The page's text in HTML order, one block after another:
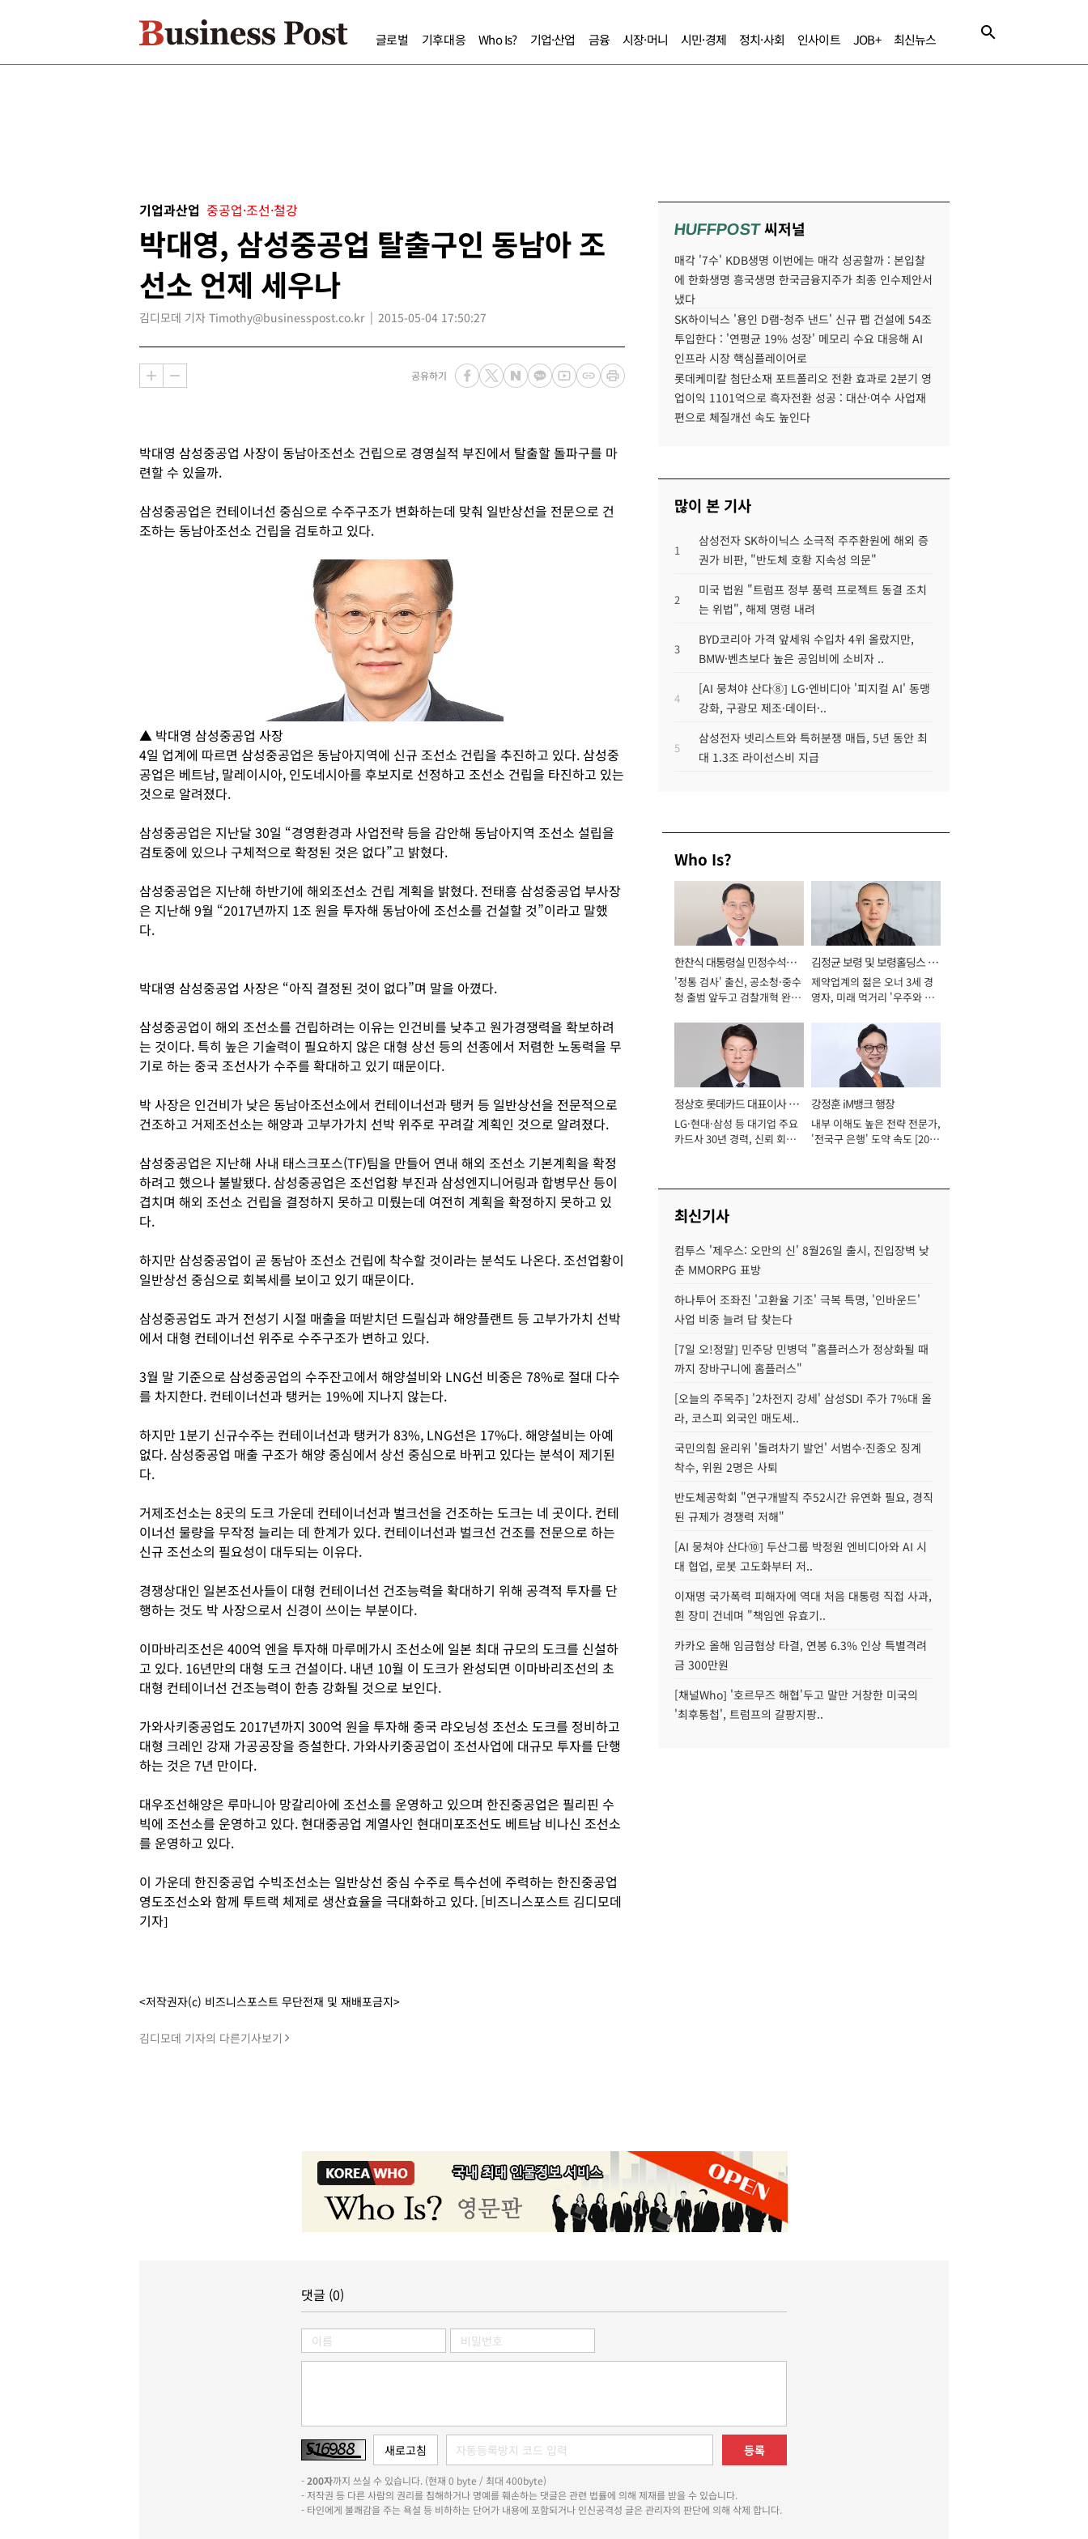
글로벌 기후대응 Who Is? 기업·산업 금융 시장·머니 시민·경제 정치·사회 인사이트 JOB+ 최신뉴스
기업과산업 중공업·조선·철강
박대영, 삼성중공업 탈출구인 동남아 조
선소 언제 세우나
김디모데 기자 Timothy@businesspost.co.kr 2015-05-04 17:50:27
공유하기
박대영 삼성중공업 사장이 동남아조선소 건립으로 경영실적 부진에서 탈출할 돌파구를 마
련할 수 있을까.
삼성중공업은 컨테이너선 중심으로 수주구조가 변화하는데 맞춰 일반상선을 전문으로 건
조하는 동남아조선소 건립을 검토하고 있다.
▲ 박대영 삼성중공업 사장
4일 업계에 따르면 삼성중공업은 동남아지역에 신규 조선소 건립을 추진하고 있다. 삼성중
공업은 베트남, 말레이시아, 인도네시아를 후보지로 선정하고 조선소 건립을 타진하고 있는
것으로 알려졌다.
삼성중공업은 지난달 30일 “경영환경과 사업전략 등을 감안해 동남아지역 조선소 설립을
검토중에 있으나 구체적으로 확정된 것은 없다”고 밝혔다.
삼성중공업은 지난해 하반기에 해외조선소 건립 계획을 밝혔다. 전태흥 삼성중공업 부사장
은 지난해 9월 “2017년까지 1조 원을 투자해 동남아에 조선소를 건설할 것”이라고 말했
다.
박대영 삼성중공업 사장은 “아직 결정된 것이 없다”며 말을 아꼈다.
삼성중공업이 해외 조선소를 건립하려는 이유는 인건비를 낮추고 원가경쟁력을 확보하려
는 것이다. 특히 높은 기술력이 필요하지 않은 대형 상선 등의 선종에서 저렴한 노동력을 무
기로 하는 중국 조선사가 수주를 확대하고 있기 때문이다.
박 사장은 인건비가 낮은 동남아조선소에서 컨테이너선과 탱커 등 일반상선을 전문적으로
건조하고 거제조선소는 해양과 고부가가치 선박 위주로 꾸려갈 계획인 것으로 알려졌다.
삼성중공업은 지난해 사내 태스크포스(TF)팀을 만들어 연내 해외 조선소 기본계획을 확정
하려고 했으나 불발됐다. 삼성중공업은 조선업황 부진과 삼성엔지니어링과 합병무산 등이
겹치며 해외 조선소 건립을 결정하지 못하고 미뤘는데 여전히 계획을 확정하지 못하고 있
다.
하지만 삼성중공업이 곧 동남아 조선소 건립에 착수할 것이라는 분석도 나온다. 조선업황이
일반상선 중심으로 회복세를 보이고 있기 때문이다.
삼성중공업도 과거 전성기 시절 매출을 떠받치던 드릴십과 해양플랜트 등 고부가가치 선박
에서 대형 컨테이너선 위주로 수주구조가 변하고 있다.
3월 말 기준으로 삼성중공업의 수주잔고에서 해양설비와 LNG선 비중은 78%로 절대 다수
를 차지한다. 컨테이너선과 탱커는 19%에 지나지 않는다.
하지만 1분기 신규수주는 컨테이너선과 탱커가 83%, LNG선은 17%다. 해양설비는 아예
없다. 삼성중공업 매출 구조가 해양 중심에서 상선 중심으로 바뀌고 있다는 분석이 제기된
다.
거제조선소는 8곳의 도크 가운데 컨테이너선과 벌크선을 건조하는 도크는 네 곳이다. 컨테
이너선 물량을 무작정 늘리는 데 한계가 있다. 컨테이너선과 벌크선 건조를 전문으로 하는
신규 조선소의 필요성이 대두되는 이유다.
경쟁상대인 일본조선사들이 대형 컨테이너선 건조능력을 확대하기 위해 공격적 투자를 단
행하는 것도 박 사장으로서 신경이 쓰이는 부분이다.
이마바리조선은 400억 엔을 투자해 마루메가시 조선소에 일본 최대 규모의 도크를 신설하
고 있다. 16년만의 대형 도크 건설이다. 내년 10월 이 도크가 완성되면 이마바리조선의 초
대형 컨테이너선 건조능력이 한층 강화될 것으로 보인다.
가와사키중공업도 2017년까지 300억 원을 투자해 중국 랴오닝성 조선소 도크를 정비하고
대형 크레인 강재 가공공장을 증설한다. 가와사키중공업이 조선사업에 대규모 투자를 단행
하는 것은 7년 만이다.
대우조선해양은 루마니아 망갈리아에 조선소를 운영하고 있으며 한진중공업은 필리핀 수
빅에 조선소를 운영하고 있다. 현대중공업 계열사인 현대미포조선도 베트남 비나신 조선소
를 운영하고 있다.
이 가운데 한진중공업 수빅조선소는 일반상선 중심 수주로 특수선에 주력하는 한진중공업
영도조선소와 함께 투트랙 체제로 생산효율을 극대화하고 있다. [비즈니스포스트 김디모데
기자]
<저작권자(c) 비즈니스포스트 무단전재 및 재배포금지>
김디모데 기자의 다른기사보기
HUFFPOST씨저널
매각 '7수' KDB생명 이번에는 매각 성공할까 : 본입찰
에 한화생명 흥국생명 한국금융지주가 최종 인수제안서
냈다
SK하이닉스 '용인 D램-청주 낸드' 신규 팹 건설에 54조
투입한다 : '연평균 19% 성장' 메모리 수요 대응해 AI
인프라 시장 핵심플레이어로
롯데케미칼 첨단소재 포트폴리오 전환 효과로 2분기 영
업이익 1101억으로 흑자전환 성공 : 대산·여수 사업재
편으로 체질개선 속도 높인다
많이 본 기사
1
삼성전자 SK하이닉스 소극적 주주환원에 해외 증
권가 비판, "반도체 호황 지속성 의문"
2
미국 법원 "트럼프 정부 풍력 프로젝트 동결 조치
는 위법", 해제 명령 내려
3
BYD코리아 가격 앞세워 수입차 4위 올랐지만,
BMW·벤츠보다 높은 공임비에 소비자 ..
4
[AI 뭉쳐야 산다⑧] LG·엔비디아 '피지컬 AI' 동맹
강화, 구광모 제조·데이터·..
5
삼성전자 넷리스트와 특허분쟁 매듭, 5년 동안 최
대 1.3조 라이선스비 지급
Who Is?
한찬식 대통령실 민정수석비
서관
'정통 검사' 출신, 공소청·중수
청 출범 앞두고 검찰개혁 완수
김정균 보령 및 보령홀딩스 대
표이사 사장
제약업계의 젊은 오너 3세 경
영자, 미래 먹거리 '우주와 헬
정상호 롯데카드 대표이사 사
장
LG·현대·삼성 등 대기업 주요
카드사 30년 경력, 신뢰 회복
강정훈 iM뱅크 행장
내부 이해도 높은 전략 전문가,
'전국구 은행' 도약 속도 [2026
최신기사
컴투스 '제우스: 오만의 신' 8월26일 출시, 진입장벽 낮
춘 MMORPG 표방
하나투어 조좌진 '고환율 기조' 극복 특명, '인바운드'
사업 비중 늘려 답 찾는다
[7일 오!정말] 민주당 민병덕 "홈플러스가 정상화될 때
까지 장바구니에 홈플러스"
[오늘의 주목주] '2차전지 강세' 삼성SDI 주가 7%대 올
라, 코스피 외국인 매도세..
국민의힘 윤리위 '돌려차기 발언' 서범수·진종오 징계
착수, 위원 2명은 사퇴
반도체공학회 "연구개발직 주52시간 유연화 필요, 경직
된 규제가 경쟁력 저해"
[AI 뭉쳐야 산다⑩] 두산그룹 박정원 엔비디아와 AI 시
대 협업, 로봇 고도화부터 저..
이재명 국가폭력 피해자에 역대 처음 대통령 직접 사과,
흰 장미 건네며 "책임엔 유효기..
카카오 올해 임금협상 타결, 연봉 6.3% 인상 특별격려
금 300만원
[채널Who] '호르무즈 해협'두고 말만 거창한 미국의
'최후통첩', 트럼프의 갈팡지팡..
댓글 (0)
등록
-200자까지 쓰실 수 있습니다. (현재 0 byte / 최대 400byte)
- 저작권 등 다른 사람의 권리를 침해하거나 명예를 훼손하는 댓글은 관련 법률에 의해 제재를 받을 수 있습니다.
- 타인에게 불쾌감을 주는 욕설 등 비하하는 단어가 내용에 포함되거나 인신공격성 글은 관리자의 판단에 의해 삭제 합니다.